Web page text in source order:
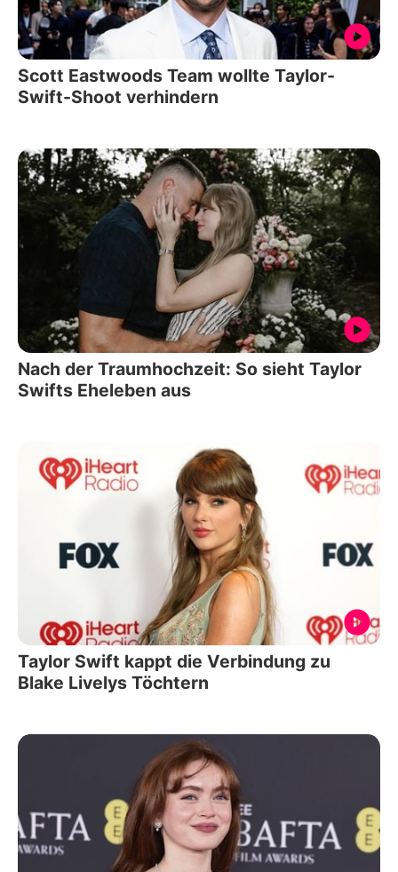
Scott Eastwoods Team wollte Taylor-
Swift-Shoot verhindern
Nach der Traumhochzeit: So sieht Taylor
Swifts Eheleben aus
Taylor Swift kappt die Verbindung zu
Blake Livelys Töchtern